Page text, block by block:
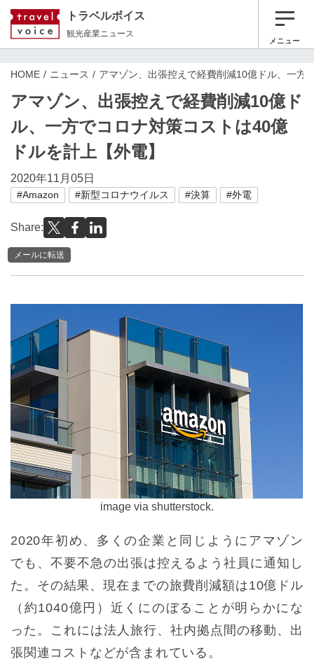
トラベルボイス
観光産業ニュース
メニュー
HOME ニュース アマゾン、出張控えで経費削減10億ドル、一方
アマゾン、出張控えで経費削減10億ド
ル、一方でコロナ対策コストは40億
ドルを計上【外電】
2020年11月05日
#Amazon #新型コロナウイルス #決算 #外電
Share:
メールに転送
image via shutterstock.
2020年初め、多くの企業と同じようにアマゾン
でも、不要不急の出張は控えるよう社員に通知し
た。その結果、現在までの旅費削減額は10億ドル
（約1040億円）近くにのぼることが明らかにな
った。これには法人旅行、社内拠点間の移動、出
張関連コストなどが含まれている。